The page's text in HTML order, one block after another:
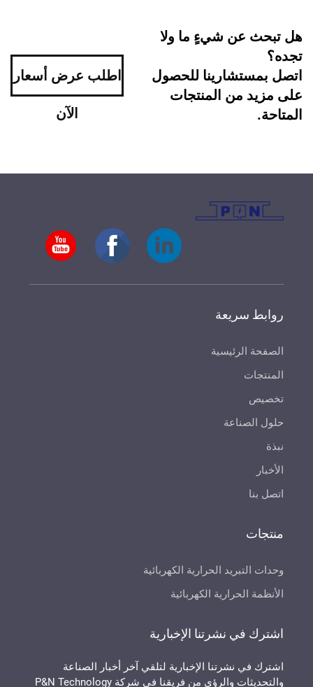
هل تبحث عن شيءٍ ما ولا
تجده؟
اتصل بمستشارينا للحصول
على مزيد من المنتجات
المتاحة.
اطلب عرض أسعار
الآن
روابط سريعة
الصفحة الرئيسية
المنتجات
تخصيص
حلول الصناعة
نبذة
الأخبار
اتصل بنا
منتجات
وحدات التبريد الحرارية الكهربائية
الأنظمة الحرارية الكهربائية
اشترك في نشرتنا الإخبارية
اشترك في نشرتنا الإخبارية لتلقي آخر أخبار الصناعة
والتحديثات والرؤى من فريقنا في شركة P&N Technology